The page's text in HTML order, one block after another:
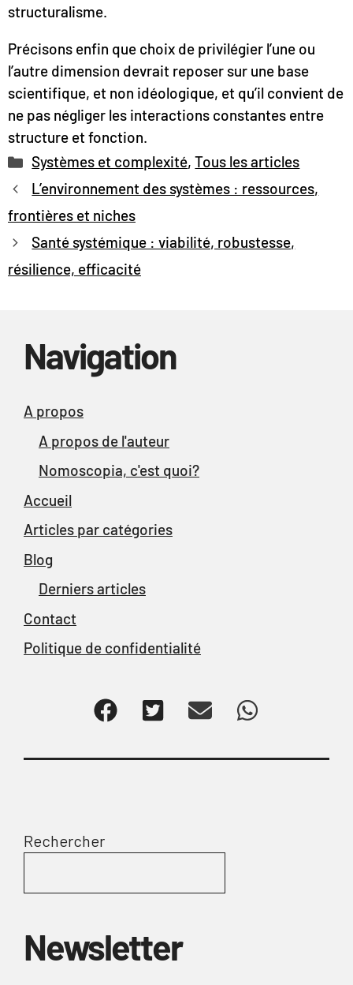
structuralisme.
Précisons enfin que choix de privilégier l’une ou
l’autre dimension devrait reposer sur une base
scientifique, et non idéologique, et qu’il convient de
ne pas négliger les interactions constantes entre
structure et fonction.
Catégories
Systèmes et complexité,Tous les articles
L’environnement des systèmes : ressources,
frontières et niches
Santé systémique : viabilité, robustesse,
résilience, efficacité
Navigation
A propos
A propos de l'auteur
Nomoscopia, c'est quoi?
Accueil
Articles par catégories
Blog
Derniers articles
Contact
Politique de confidentialité
Rechercher
Newsletter